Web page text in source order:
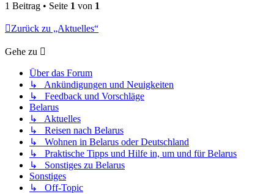
1 Beitrag • Seite 1 von 1
Zurück zu „Aktuelles“
Gehe zu
Über das Forum
↳ Ankündigungen und Neuigkeiten
↳ Feedback und Vorschläge
Belarus
↳ Aktuelles
↳ Reisen nach Belarus
↳ Wohnen in Belarus oder Deutschland
↳ Praktische Tipps und Hilfe in, um und für Belarus
↳ Sonstiges zu Belarus
Sonstiges
↳ Off-Topic